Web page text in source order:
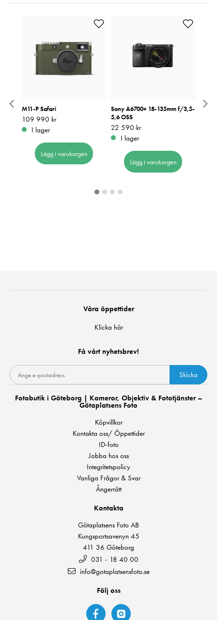
M11-P Safari
Pris: 109 990 kr
109 990 kr
I lager
Lägg i varukorgen
Sony A6700+ 18-135mm f/3,5-
5,6 OSS
Pris :22 590 kr
22 590 kr
I lager
Lägg i varukorgen
Våra öppettider
Klicka här
Få vårt nyhetsbrev!
Skicka
Fotobutik i Göteborg | Kameror, Objektiv & Fototjänster –
Götaplatsens Foto
Köpvillkor
Kontakta oss/ Öppettider
ID-foto
Jobba hos oss
Integritetspolicy
Vanliga Frågor & Svar
Ångerrätt
Kontakta
Götaplatsens Foto AB
Kungsportsavenyn 45
411 36 Göteborg
031 - 18 40 00
info@gotaplatsensfoto.se
Följ oss